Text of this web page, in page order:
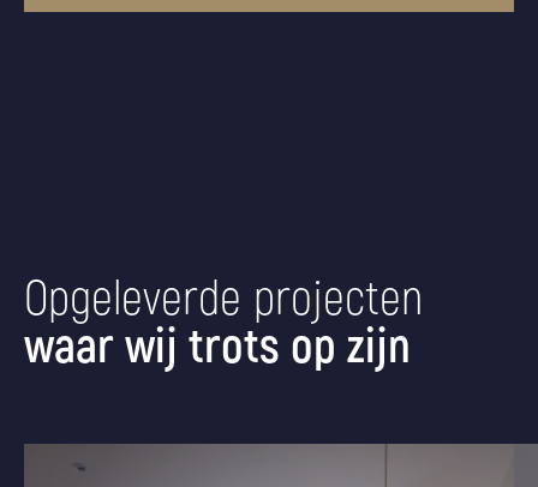
Opgeleverde projecten
waar wij trots op zijn